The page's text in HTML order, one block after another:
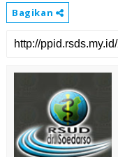
Bagikan